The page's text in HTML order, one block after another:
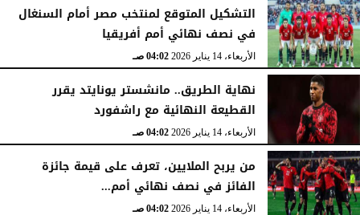
التشكيل المتوقع لمنتخب مصر أمام السنغال
في نصف نهائي أمم أفريقيا
الأربعاء، 14 يناير 2026 04:02 صـ
نهاية الطريق.. مانشستر يونايتد يقرر
القطيعة النهائية مع راشفورد
الأربعاء، 14 يناير 2026 04:02 صـ
من يربح الملايين، تعرف على قيمة جائزة
الفائز في نصف نهائي أمم...
الأربعاء، 14 يناير 2026 04:02 صـ